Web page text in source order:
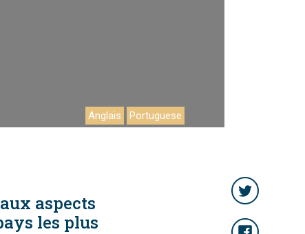
Anglais Portuguese
aspects
les plus